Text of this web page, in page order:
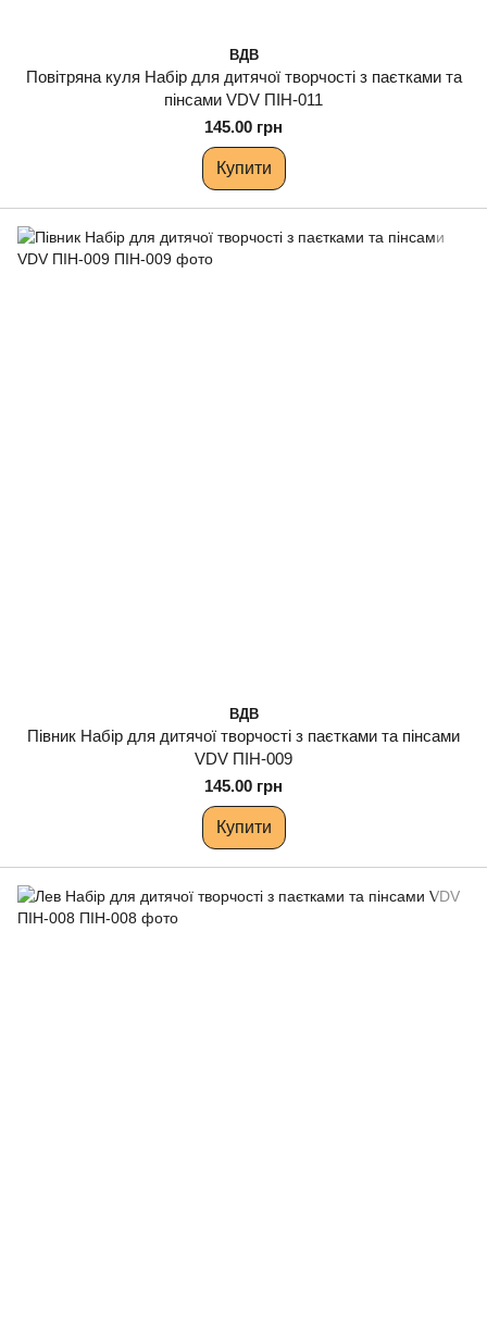
ВДВ
Повітряна куля Набір для дитячої творчості з паєтками та
пінсами VDV ПІН-011
145.00 грн
Купити
ВДВ
Півник Набір для дитячої творчості з паєтками та пінсами
VDV ПІН-009
145.00 грн
Купити